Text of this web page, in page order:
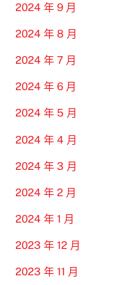
2024 年 9 月
2024 年 8 月
2024 年 7 月
2024 年 6 月
2024 年 5 月
2024 年 4 月
2024 年 3 月
2024 年 2 月
2024 年 1 月
2023 年 12 月
2023 年 11 月